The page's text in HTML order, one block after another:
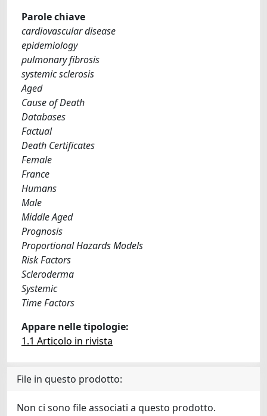
Parole chiave
cardiovascular disease
epidemiology
pulmonary fibrosis
systemic sclerosis
Aged
Cause of Death
Databases
Factual
Death Certificates
Female
France
Humans
Male
Middle Aged
Prognosis
Proportional Hazards Models
Risk Factors
Scleroderma
Systemic
Time Factors
Appare nelle tipologie:
1.1 Articolo in rivista
File in questo prodotto:
Non ci sono file associati a questo prodotto.